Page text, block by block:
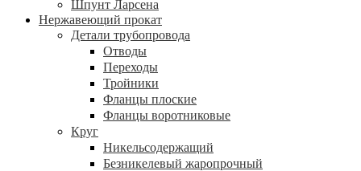
Шпунт Ларсена
Нержавеющий прокат
Детали трубопровода
Отводы
Переходы
Тройники
Фланцы плоские
Фланцы воротниковые
Круг
Никельсодержащий
Безникелевый жаропрочный